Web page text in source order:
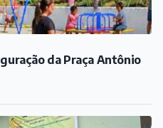
anos com edição especial